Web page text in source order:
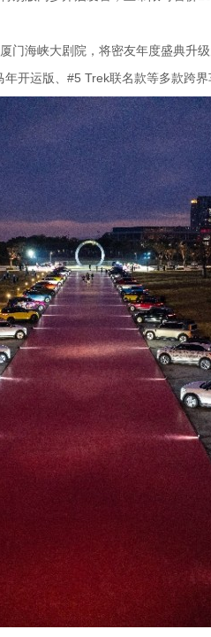
海峡大剧院，将密友年度盛典升级
开运版、#5 Trek联名款等多款跨